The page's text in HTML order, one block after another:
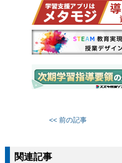
<< 前の記事
関連記事